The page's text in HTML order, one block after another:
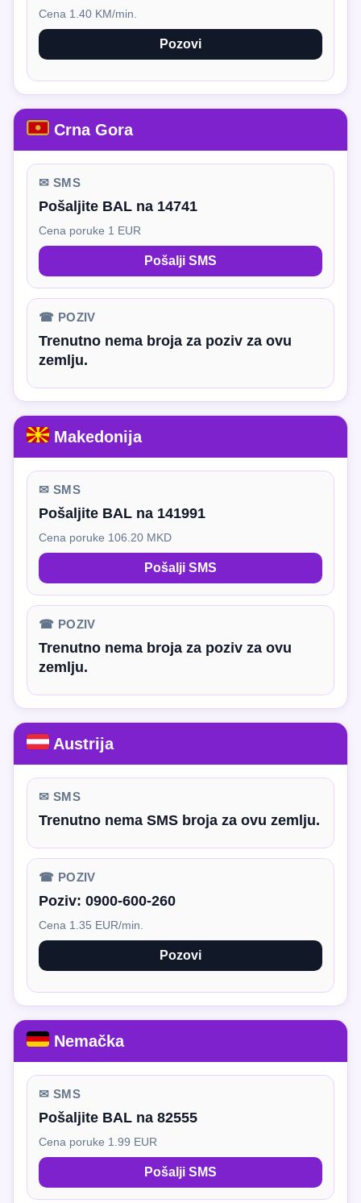
Cena 1.40 KM/min.
Pozovi
Crna Gora
✉ SMS
Pošaljite BAL na 14741
Cena poruke 1 EUR
Pošalji SMS
☎ POZIV
Trenutno nema broja za poziv za ovu
zemlju.
Makedonija
✉ SMS
Pošaljite BAL na 141991
Cena poruke 106.20 MKD
Pošalji SMS
☎ POZIV
Trenutno nema broja za poziv za ovu
zemlju.
Austrija
✉ SMS
Trenutno nema SMS broja za ovu zemlju.
☎ POZIV
Poziv: 0900-600-260
Cena 1.35 EUR/min.
Pozovi
Nemačka
✉ SMS
Pošaljite BAL na 82555
Cena poruke 1.99 EUR
Pošalji SMS